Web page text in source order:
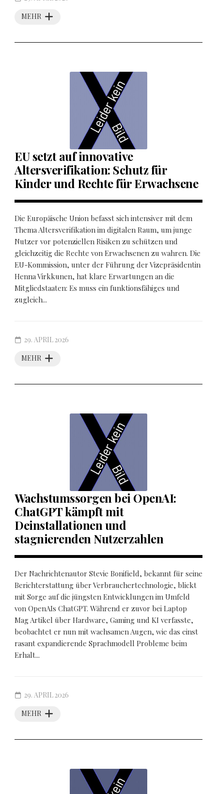
MEHR
EU setzt auf innovative
Altersverifikation: Schutz für
Kinder und Rechte für Erwachsene
Die Europäische Union befasst sich intensiver mit dem
Thema Altersverifikation im digitalen Raum, um junge
Nutzer vor potenziellen Risiken zu schützen und
gleichzeitig die Rechte von Erwachsenen zu wahren. Die
EU-Kommission, unter der Führung der Vizepräsidentin
Henna Virkkunen, hat klare Erwartungen an die
Mitgliedstaaten: Es muss ein funktionsfähiges und
zugleich...
MEHR
29. APRIL 2026
Wachstumssorgen bei OpenAI:
ChatGPT kämpft mit
Deinstallationen und
stagnierenden Nutzerzahlen
Der Nachrichtenautor Stevie Bonifield, bekannt für seine
Berichterstattung über Verbrauchertechnologie, blickt
mit Sorge auf die jüngsten Entwicklungen im Umfeld
von OpenAIs ChatGPT. Während er zuvor bei Laptop
Mag Artikel über Hardware, Gaming und KI verfasste,
beobachtet er nun mit wachsamen Augen, wie das einst
rasant expandierende Sprachmodell Probleme beim
Erhalt...
MEHR
29. APRIL 2026